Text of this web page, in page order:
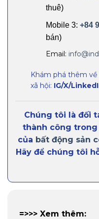
thuê)
Mobile 3: +84
bán)
Email:
Khám phá thêm
xã hội: IG/X/
Chúng tôi là đối
thành công
của bất động sản
Hãy để chúng tôi
=>>> Xem thêm: